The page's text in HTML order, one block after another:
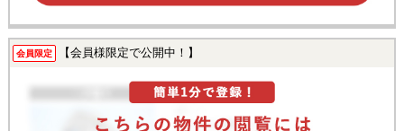
会員限定 【会員様限定で公開中！】